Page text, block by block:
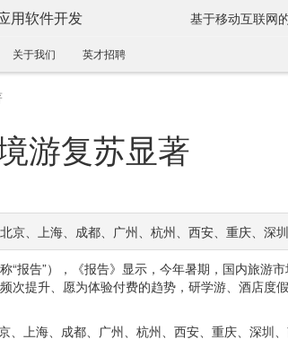
用软件开发 基于移动互联网
关于我们 英才招聘
游复苏显著
、上海、成都、广州、杭州、西安、重庆、深圳
报告”），《报告》显示，今年暑期，国内旅游
次提升、愿为体验付费的趋势，研学游、酒店度
上海、成都、广州、杭州、西安、重庆、深圳、